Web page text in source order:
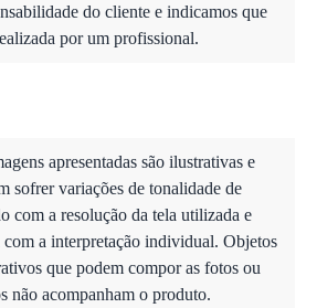
do cliente e indicamos que
por um profissional.
apresentadas são ilustrativas e
sofrer variações de tonalidade de
com a resolução da tela utilizada e
com a interpretação individual. Objetos
que podem compor as fotos ou
não acompanham o produto.